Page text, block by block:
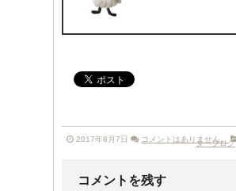
2017年8月7日 コメントはありません。
ターブログ
コメントを残す